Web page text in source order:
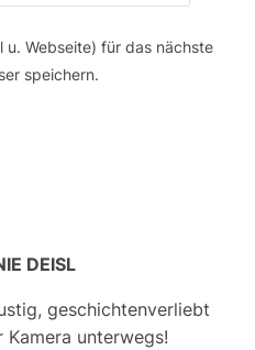
u. Webseite) für das nächste
speichern.
DEISL
geschichtenverliebt
unterwegs!